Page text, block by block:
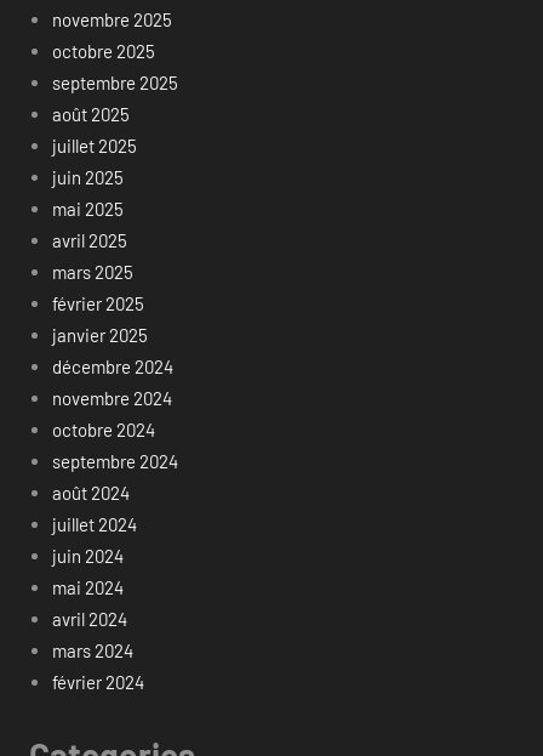
novembre 2025
octobre 2025
septembre 2025
août 2025
juillet 2025
juin 2025
mai 2025
avril 2025
mars 2025
février 2025
janvier 2025
décembre 2024
novembre 2024
octobre 2024
septembre 2024
août 2024
juillet 2024
juin 2024
mai 2024
avril 2024
mars 2024
février 2024